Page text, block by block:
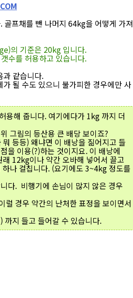
골프채를 뺀 나머지 64kg을 어떻게 가져
의 기준은 20kg 입니다.
수를 허용하고 있습니다.
과 같습니다.
될 수도 있으니 불가피한 경우에만 사
용해 줍니다. 여기에다가 1kg 까지 더
그림의 등산용 큰 배당 보이죠?
등등) 왜냐면 이 배낭을 짊어지고 들
을 이용(?)하는 것이지요. 이 배낭에
12kg이나 약간 오바해 넣어서 끌고
나 걸칩니다. (요기에도 3~4kg 정도를
다. 비행기에 손님이 많지 않은 경우
럴 경우 약간의 난처한 표정을 보이면서
지 들고 들어갈 수 있습니다.